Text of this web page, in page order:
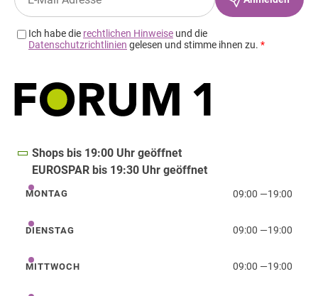
Shops bis 19:00 Uhr geöffnet
EUROSPAR bis 19:30 Uhr geöffnet
Montag
MONTAG 09:00 —19:00
Dienstag
DIENSTAG 09:00 —19:00
Mittwoch
MITTWOCH 09:00 —19:00